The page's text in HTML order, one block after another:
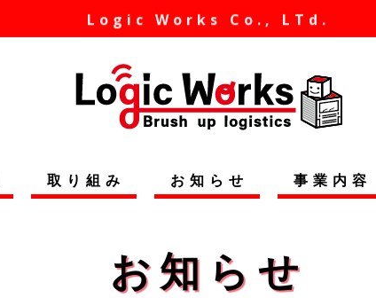
Logic Works Co., LTd.
取り組み お知らせ 事業内容
お知らせ